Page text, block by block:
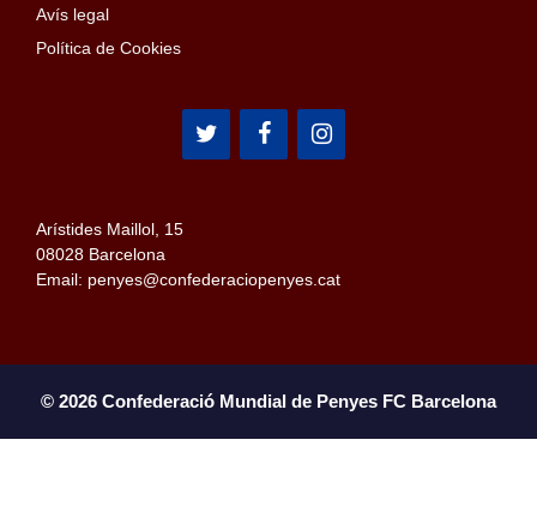
Avís legal
Política de Cookies
Arístides Maillol, 15
08028 Barcelona
Email: penyes@confederaciopenyes.cat
© 2026 Confederació Mundial de Penyes FC Barcelona